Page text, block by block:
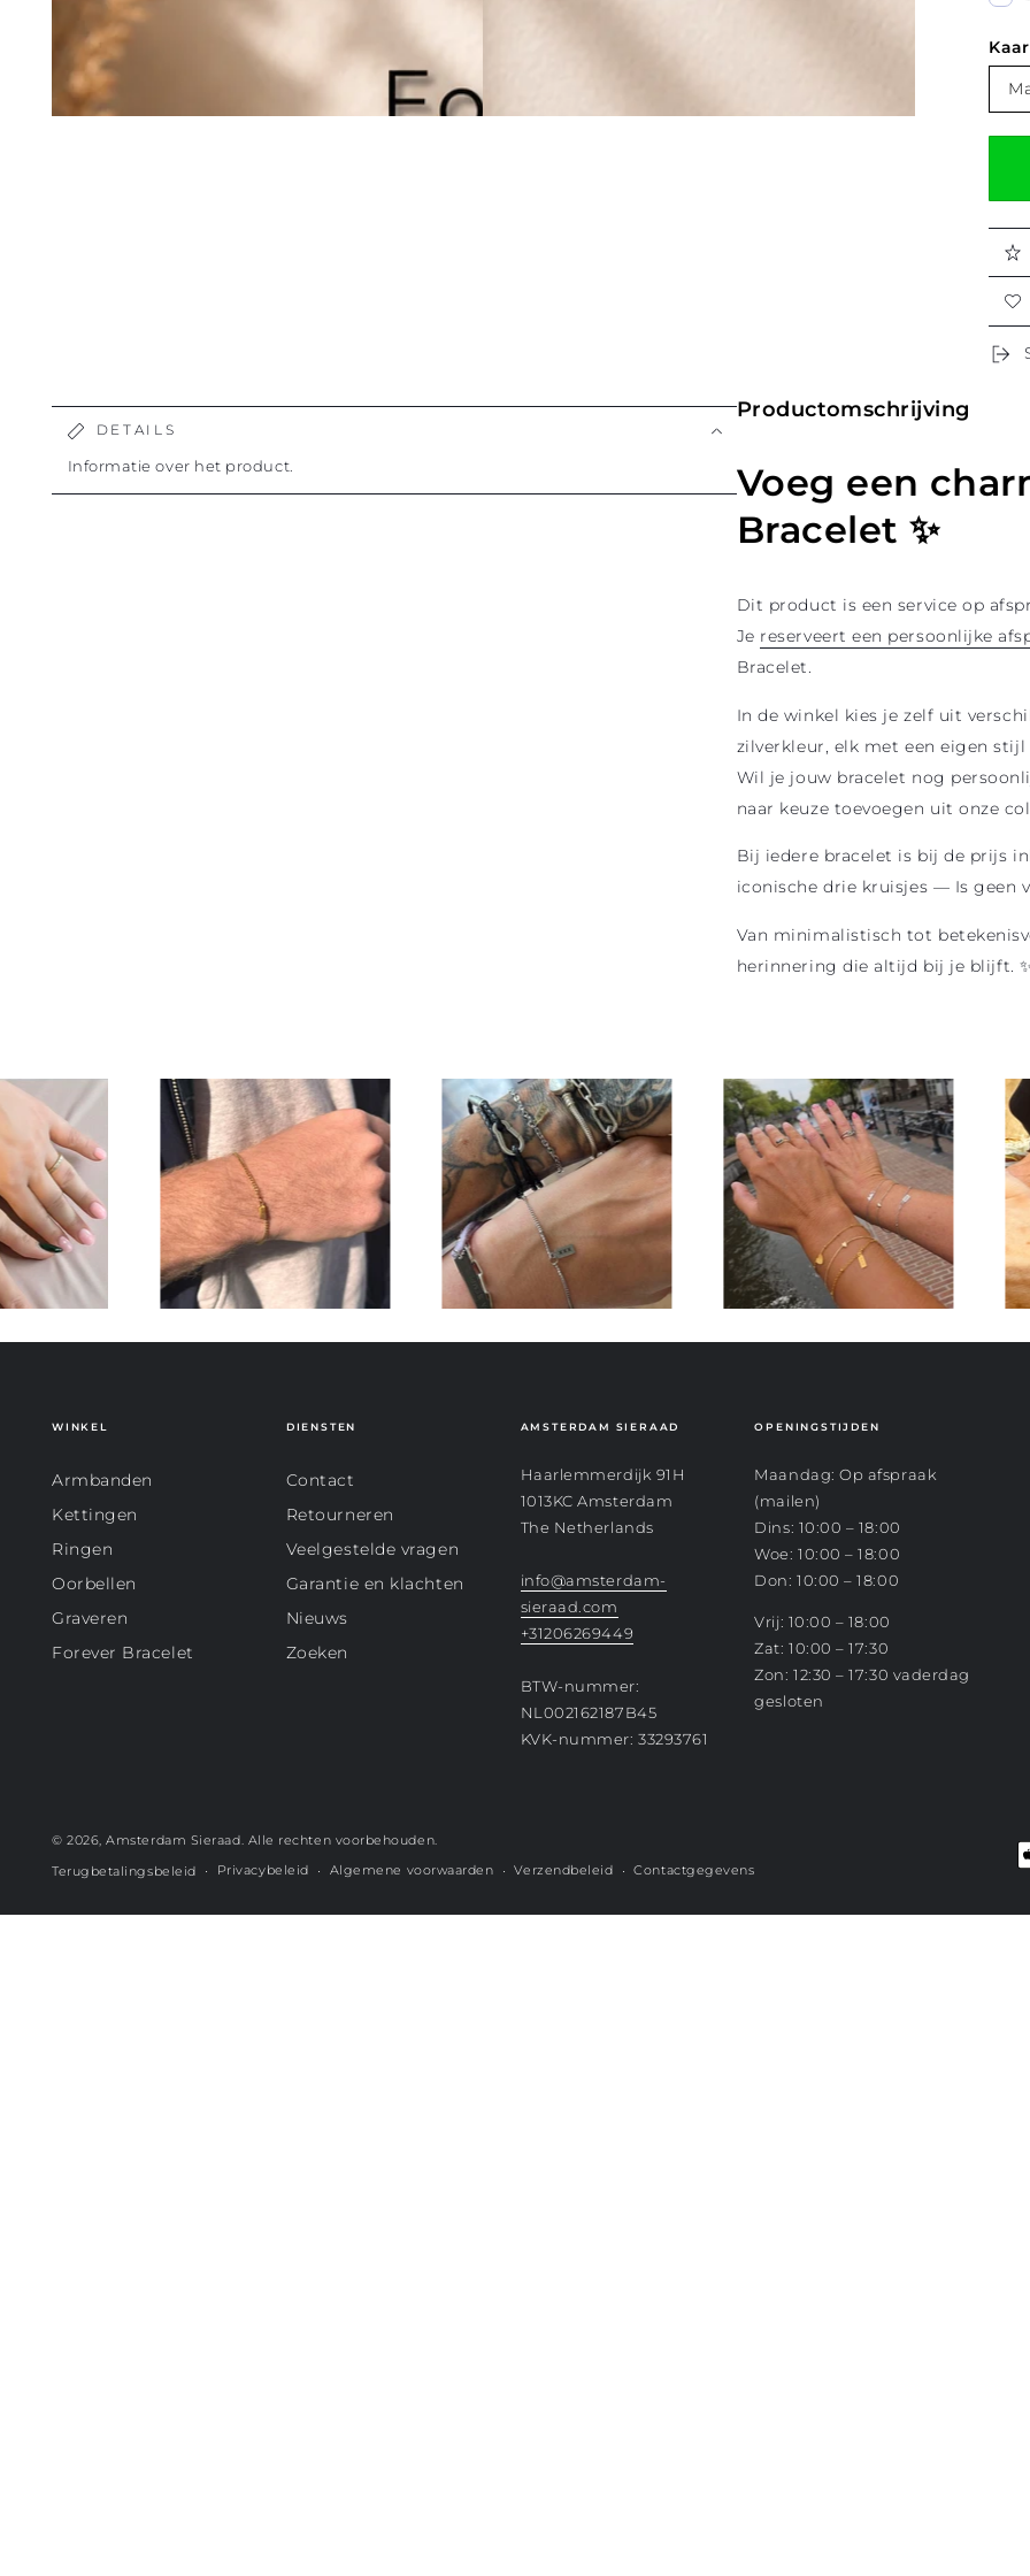
DETAILS
Informatie over het product.
Productomschrijving
Voeg een
Bracelet ✨
Dit product is een service op
Je reserveert een persoonlijke
Bracelet.
In de winkel kies je zelf uit
zilverkleur, elk met een eigen
Wil je jouw bracelet nog
naar keuze toevoegen uit onze
Bij iedere bracelet is bij de prijs
iconische drie kruisjes — Is geen
Van minimalistisch tot
herinnering die altijd bij je blijft.
WINKEL
Armbanden
Kettingen
Ringen
Oorbellen
Graveren
Forever Bracelet
DIENSTEN
Contact
Retourneren
Veelgestelde vragen
Garantie en klachten
Nieuws
Zoeken
AMSTERDAM SIERAAD
Haarlemmerdijk 91H
1013KC Amsterdam
The Netherlands
info@amsterdam-
sieraad.com
+31206269449
BTW-nummer:
NL002162187B45
KVK-nummer: 33293761
OPENINGSTIJDEN
Maandag: Op afspraak
(mailen)
Dins: 10:00 – 18:00
Woe: 10:00 – 18:00
Don: 10:00 – 18:00
Vrij: 10:00 – 18:00
Zat: 10:00 – 17:30
Zon: 12:30 – 17:30 vaderdag
gesloten
© 2026,Amsterdam Sieraad. Alle rechten voorbehouden.
Terugbetalingsbeleid Privacybeleid Algemene voorwaarden Verzendbeleid Contactgegevens